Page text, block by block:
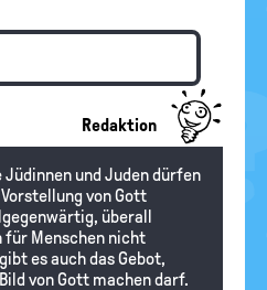
Redaktion
Jüdinnen und Juden dürfen
von Gott
überall
für Menschen nicht
es auch das Gebot,
von Gott machen darf.